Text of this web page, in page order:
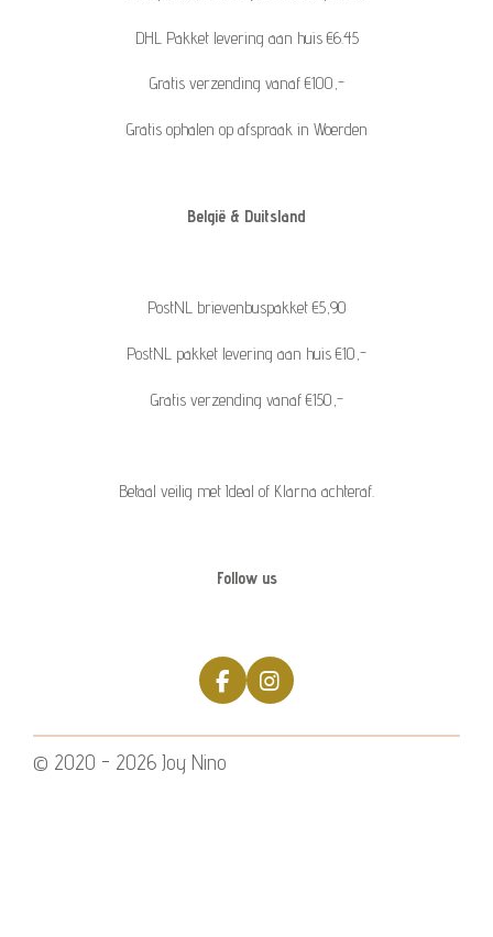
DHL Pakket levering aan huis €6.45
Gratis verzending vanaf €100,-
Gratis ophalen op afspraak in Woerden
België & Duitsland
PostNL brievenbuspakket €5,90
PostNL pakket levering aan huis €10,-
Gratis verzending vanaf €150,-
Betaal veilig met Ideal of Klarna achteraf.
Follow us
F
a
c
b
I
n
s
© 2020 - 2026 Joy Nino